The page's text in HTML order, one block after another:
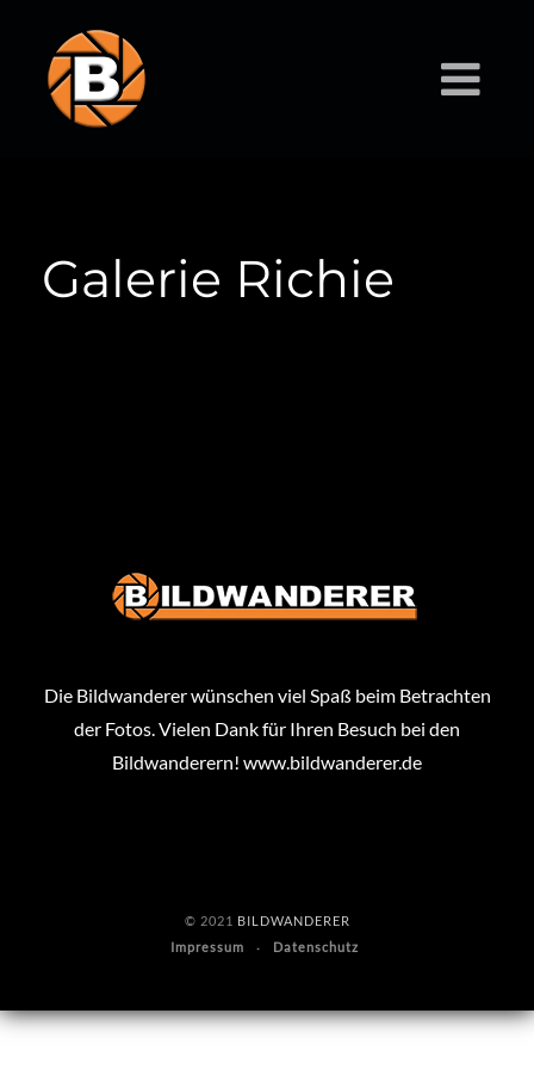
Galerie Richie
Die Bildwanderer wünschen viel Spaß beim Betrachten
der Fotos. Vielen Dank für Ihren Besuch bei den
Bildwanderern! www.bildwanderer.de
© 2021 BILDWANDERER
Impressum
Datenschutz